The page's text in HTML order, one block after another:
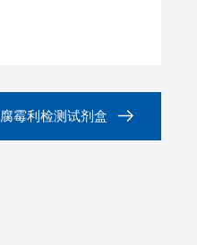
腐霉利检测试剂盒